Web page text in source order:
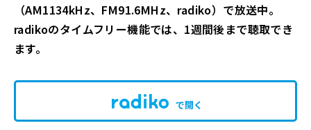
（AM1134kHz、FM91.6MHz、radiko）で放送中。
radikoのタイムフリー機能では、1週間後まで聴取でき
ます。
で開く